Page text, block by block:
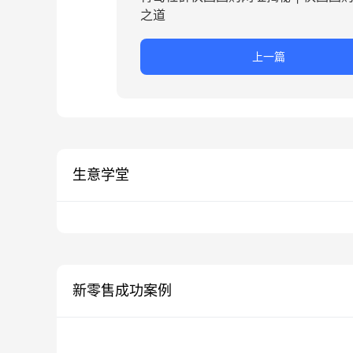
之道
上一篇
生意学堂
新零售成功案例